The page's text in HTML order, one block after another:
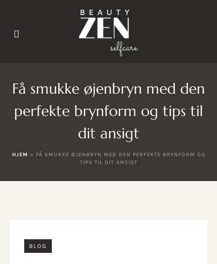
Få smukke øjenbryn med den
perfekte brynform og tips til
dit ansigt
HJEM » FÅ SMUKKE ØJENBRYN MED DEN PERFEKTE BRYNFORM OG
TIPS TIL DIT ANSIGT
BLOG